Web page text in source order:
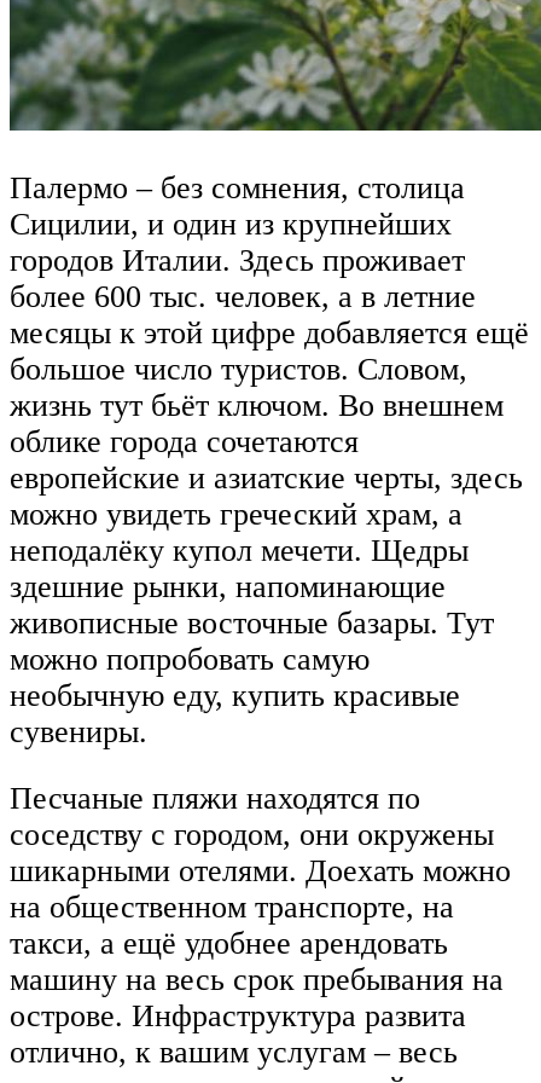
Палермо – без сомнения, столица
Сицилии, и один из крупнейших
городов Италии. Здесь проживает
более 600 тыс. человек, а в летние
месяцы к этой цифре добавляется ещё
большое число туристов. Словом,
жизнь тут бьёт ключом. Во внешнем
облике города сочетаются
европейские и азиатские черты, здесь
можно увидеть греческий храм, а
неподалёку купол мечети. Щедры
здешние рынки, напоминающие
живописные восточные базары. Тут
можно попробовать самую
необычную еду, купить красивые
сувениры.
Песчаные пляжи находятся по
соседству с городом, они окружены
шикарными отелями. Доехать можно
на общественном транспорте, на
такси, а ещё удобнее арендовать
машину на весь срок пребывания на
острове. Инфраструктура развита
отлично, к вашим услугам – весь